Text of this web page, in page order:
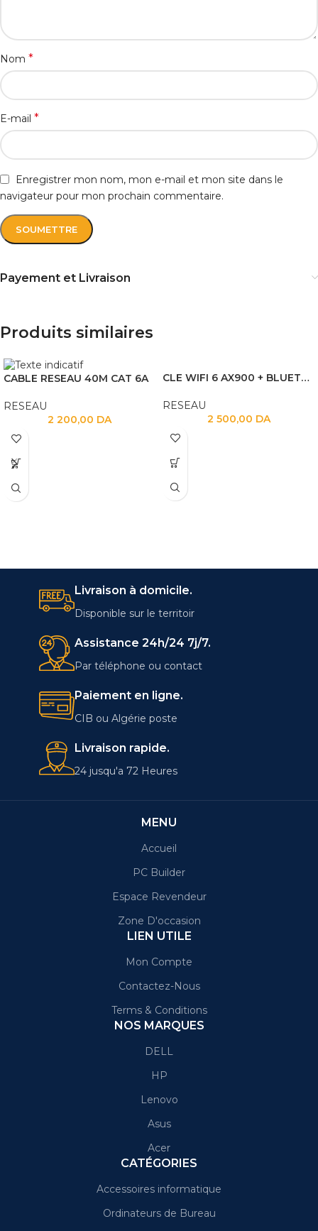
Nom *
E-mail *
Enregistrer mon nom, mon e-mail et mon site dans le
navigateur pour mon prochain commentaire.
Payement et Livraison
Produits similaires
CABLE RESEAU 40M CAT 6A
RESEAU
2 200,00 DA
CLE WIFI 6 AX900 + BLUETOOTH 5.3
RESEAU
2 500,00 DA
Livraison à domicile.
Disponible sur le territoir
Assistance 24h/24 7j/7.
Par téléphone ou contact
Paiement en ligne.
CIB ou Algérie poste
Livraison rapide.
24 jusqu'a 72 Heures
MENU
Accueil
PC Builder
Espace Revendeur
Zone D'occasion
LIEN UTILE
Mon Compte
Contactez-Nous
Terms & Conditions
NOS MARQUES
DELL
HP
Lenovo
Asus
Acer
CATÉGORIES
Accessoires informatique
Ordinateurs de Bureau